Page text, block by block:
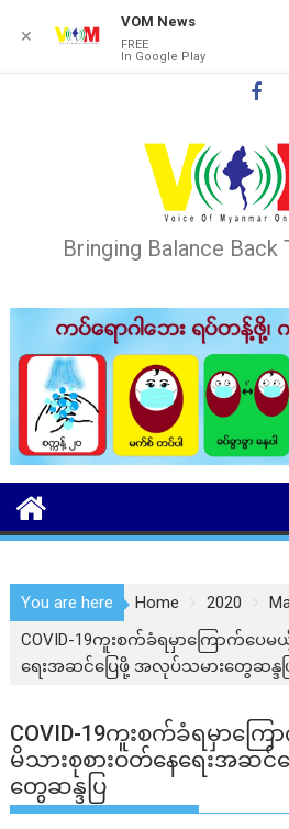
Bringing Balance Back
You are here Home 2020
COVID-19ကူးစက်ခံရမှာကြောက်ပေ
ရေးအဆင်ပြေဖို့ အလုပ်သမားတွေဆန္ဒပ
COVID-19ကူးစက်ခံရမှာက
မိသားစုစားဝတ်နေရေးအဆ
တွေဆန္ဒပြ
✕
VOM News
FREE
In Google Play